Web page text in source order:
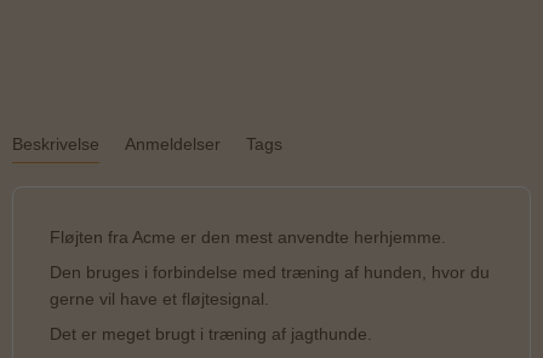
Beskrivelse Anmeldelser Tags
Fløjten fra Acme er den mest anvendte herhjemme.
Den bruges i forbindelse med træning af hunden, hvor du
gerne vil have et fløjtesignal.
Det er meget brugt i træning af jagthunde.